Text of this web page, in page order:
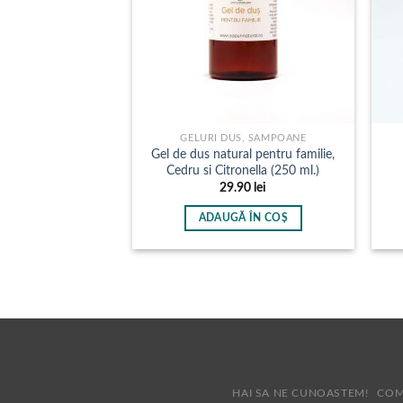
GELURI DUS, SAMPOANE
Gel de dus natural pentru familie,
Cedru si Citronella (250 ml.)
29.90 lei
ADAUGĂ ÎN COȘ
HAI SA NE CUNOASTEM!